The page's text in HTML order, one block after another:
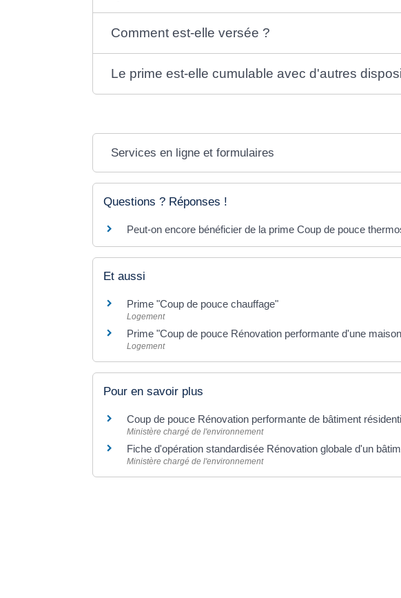
Comment est-elle versée ?
Le prime est-elle cumulable avec d'autres
Services en ligne et formulaires
Questions ? Réponses !
Peut-on encore bénéficier de la prime Coup de pouce
Et aussi
Prime "Coup de pouce chauffage"
Logement
Prime "Coup de pouce Rénovation performante d'une
Logement
Pour en savoir plus
Coup de pouce Rénovation performante de bâtiment
Ministère chargé de l'environnement
Fiche d'opération standardisée Rénovation globale d'un
Ministère chargé de l'environnement